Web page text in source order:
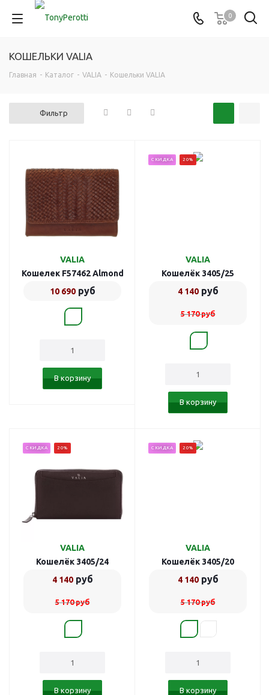
0
КОШЕЛЬКИ VALIA
Главная - Каталог - VALIA - Кошельки VALIA
Фильтр
VALIA
Кошелек F57462 Almond
10 690руб
В корзину
СКИДКА 20%
VALIA
Кошелёк 3405/25
4 140руб
5 170руб
В корзину
СКИДКА 20%
VALIA
Кошелёк 3405/24
4 140руб
5 170руб
В корзину
СКИДКА 20%
VALIA
Кошелёк 3405/20
4 140руб
5 170руб
В корзину